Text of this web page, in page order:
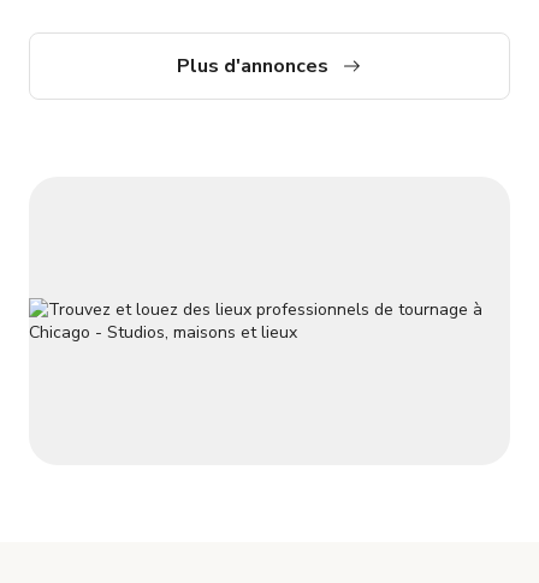
fonctionnel. Pas d'événements ni de fêtes.
Plus d'annonces